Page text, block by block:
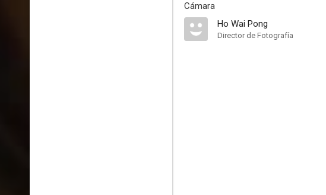
Cámara
Ho Wai Pong
Director de Fotografía